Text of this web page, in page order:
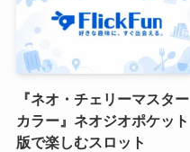
『ネオ・チェリーマスター
カラー』ネオジオポケット
版で楽しむスロット